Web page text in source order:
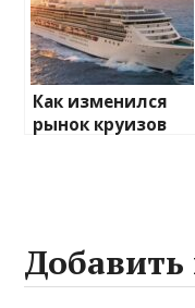
Как изменился
рынок круизов